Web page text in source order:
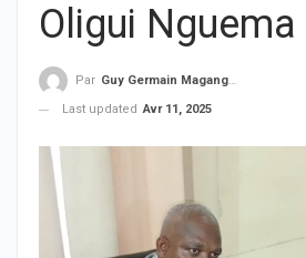
Oligui Nguema
Par Guy Germain Maganga Nziengui
Last updated Avr 11, 2025